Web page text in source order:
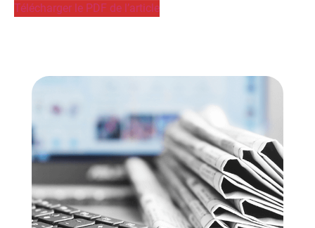
Télécharger le PDF de l’article